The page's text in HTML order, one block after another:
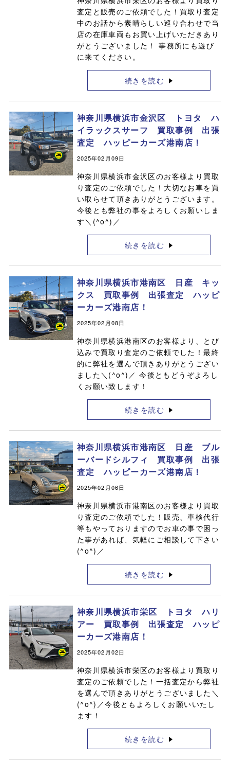
査定と販売のご依頼でした！買取り査定
中のお話から素晴らしい巡り合わせで当
店の在庫車両もお買い上げいただきあり
がとうございました！ 事務所にも遊び
に来てください。
続きを読む
神奈川県横浜市金沢区 トヨタ ハ
イラックスサーフ 買取事例 出張
査定 ハッピーカーズ港南店！
2025年02月09日
神奈川県横浜市金沢区のお客様より買取
り査定のご依頼でした！大切なお車を買
い取らせて頂きありがとうございます。
今後とも弊社の事をよろしくお願いしま
す＼(^o^)／
続きを読む
神奈川県横浜市港南区 日産 キッ
クス 買取事例 出張査定 ハッピ
ーカーズ港南店！
2025年02月08日
神奈川県横浜港南区のお客様より、とび
込みで買取り査定のご依頼でした！最終
的に弊社を選んで頂きありがとうござい
ました＼(^o^)／ 今後ともどうぞよろし
くお願い致します！
続きを読む
神奈川県横浜市港南区 日産 ブル
ーバードシルフィ 買取事例 出張
査定 ハッピーカーズ港南店！
2025年02月06日
神奈川県横浜市港南区のお客様より買取
り査定のご依頼でした！販売、車検代行
等もやっておりますのでお車の事で困っ
た事があれば、気軽にご相談して下さい
(^o^)／
続きを読む
神奈川県横浜市栄区 トヨタ ハリ
アー 買取事例 出張査定 ハッピ
ーカーズ港南店！
2025年02月02日
神奈川県横浜市栄区のお客様より買取り
査定のご依頼でした！一括査定から弊社
を選んで頂きありがとうございました＼
(^o^)／今後ともよろしくお願いいたし
ます！
続きを読む